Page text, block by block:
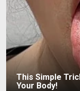
This Simple
Your Body!